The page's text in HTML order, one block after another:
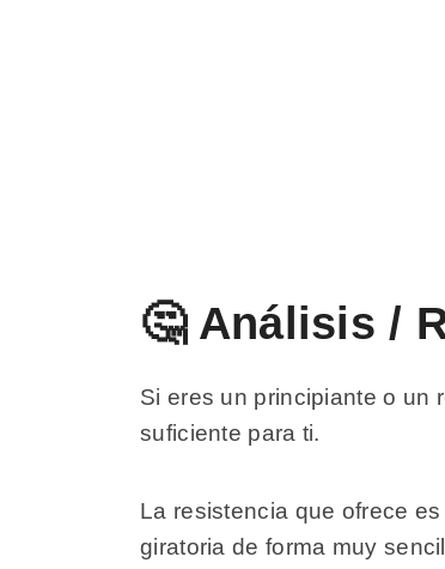
🤔 Análisis /
Si eres un principiante o un
suficiente para ti.
La resistencia que ofrece
giratoria de forma muy